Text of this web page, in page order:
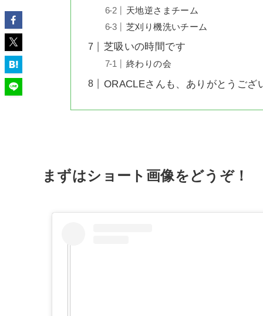
天地逆さまチーム
芝刈り機洗いチーム
芝吸いの時間です
終わりの会
ORACLEさんも、ありがとうござ
まずはショート画像をどうぞ！